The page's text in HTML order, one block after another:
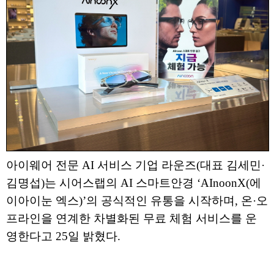
아이웨어 전문 AI 서비스 기업 라운즈(대표 김세민·
김명섭)는 시어스랩의 AI 스마트안경 ‘AInoonX(에
이아이눈 엑스)’의 공식적인 유통을 시작하며, 온·오
프라인을 연계한 차별화된 무료 체험 서비스를 운
영한다고 25일 밝혔다.